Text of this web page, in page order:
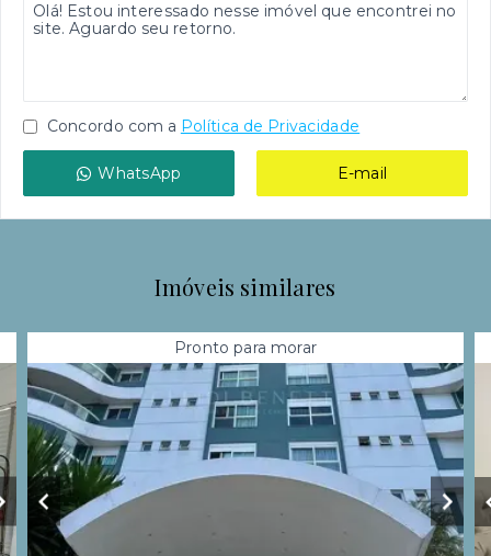
Concordo com a Política de Privacidade
WhatsApp E-mail
Imóveis similares
Pronto para morar